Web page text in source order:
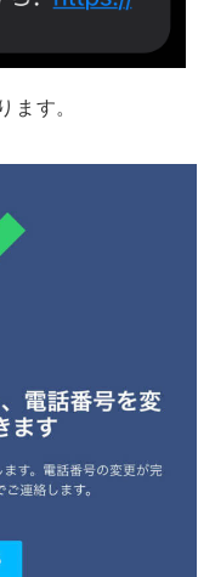
ます。